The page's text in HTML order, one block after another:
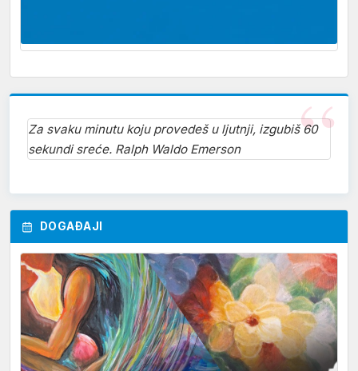
Za svaku minutu koju provedeš u ljutnji, izgubiš 60
sekundi sreće. Ralph Waldo Emerson
DOGAĐAJI